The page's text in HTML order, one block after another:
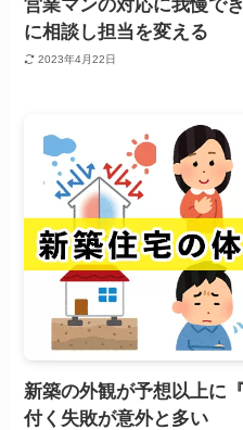
営業マンの対応に我慢で
に相談し担当を変える
2023年4月22日
新築の外観が予想以上に
付く失敗が意外と多い